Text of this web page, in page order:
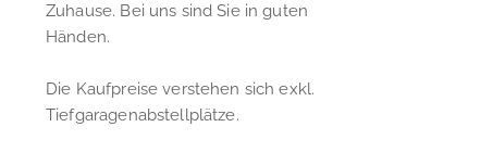
Zuhause. Bei uns sind Sie in guten
Händen.
Die Kaufpreise verstehen sich exkl.
Tiefgaragenabstellplätze.